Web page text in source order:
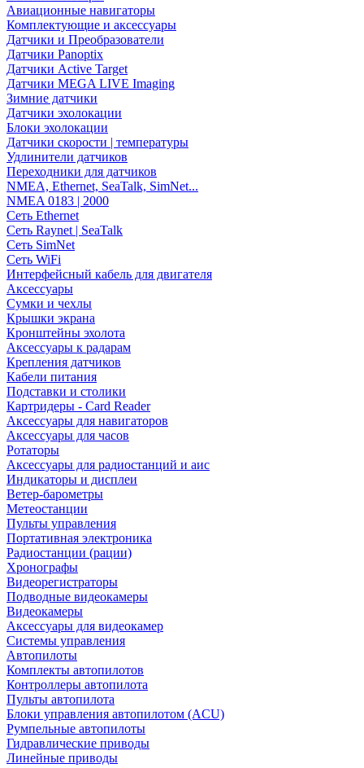
Авиационные навигаторы
Комплектующие и аксессуары
Датчики и Преобразователи
Датчики Panoptix
Датчики Active Target
Датчики MEGA LIVE Imaging
Зимние датчики
Датчики эхолокации
Блоки эхолокации
Датчики скорости | температуры
Удлинители датчиков
Переходники для датчиков
NMEA, Ethernet, SeaTalk, SimNet...
NMEA 0183 | 2000
Сеть Ethernet
Сеть Raynet | SeaTalk
Сеть SimNet
Сеть WiFi
Интерфейсный кабель для двигателя
Аксессуары
Сумки и чехлы
Крышки экрана
Кронштейны эхолота
Аксессуары к радарам
Крепления датчиков
Кабели питания
Подставки и столики
Картридеры - Card Reader
Аксессуары для навигаторов
Аксессуары для часов
Ротаторы
Аксессуары для радиостанций и аис
Индикаторы и дисплеи
Ветер-барометры
Метеостанции
Пульты управления
Портативная электроника
Радиостанции (рации)
Хронографы
Видеорегистраторы
Подводные видеокамеры
Видеокамеры
Аксессуары для видеокамер
Системы управления
Автопилоты
Комплекты автопилотов
Контроллеры автопилота
Пульты автопилота
Блоки управления автопилотом (ACU)
Румпельные автопилоты
Гидравлические приводы
Линейные приводы